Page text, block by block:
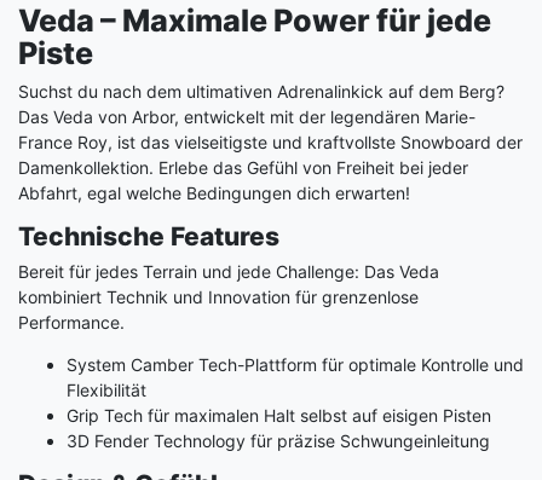
Veda – Maximale Power für jede
Piste
Suchst du nach dem ultimativen Adrenalinkick auf dem Berg?
Das Veda von Arbor, entwickelt mit der legendären Marie-
France Roy, ist das vielseitigste und kraftvollste Snowboard der
Damenkollektion. Erlebe das Gefühl von Freiheit bei jeder
Abfahrt, egal welche Bedingungen dich erwarten!
Technische Features
Bereit für jedes Terrain und jede Challenge: Das Veda
kombiniert Technik und Innovation für grenzenlose
Performance.
System Camber Tech-Plattform für optimale Kontrolle und
Flexibilität
Grip Tech für maximalen Halt selbst auf eisigen Pisten
3D Fender Technology für präzise Schwungeinleitung